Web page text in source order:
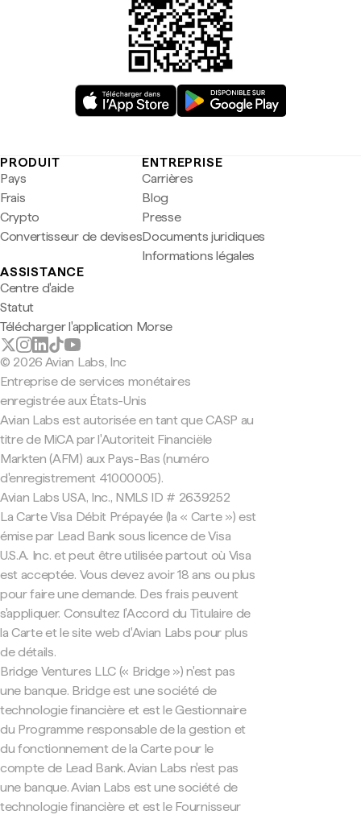
PRODUIT
Pays
Frais
Crypto
Convertisseur de devises
ENTREPRISE
Carrières
Blog
Presse
Documents juridiques
Informations légales
ASSISTANCE
Centre d'aide
Statut
Télécharger l'application Morse
© 2026 Avian Labs, Inc
Entreprise de services monétaires
enregistrée aux États-Unis
Avian Labs est autorisée en tant que CASP au
titre de MiCA par l'Autoriteit Financiële
Markten (AFM) aux Pays-Bas (numéro
d'enregistrement 41000005).
Avian Labs USA, Inc., NMLS ID # 2639252
La Carte Visa Débit Prépayée (la « Carte ») est
émise par Lead Bank sous licence de Visa
U.S.A. Inc. et peut être utilisée partout où Visa
est acceptée. Vous devez avoir 18 ans ou plus
pour faire une demande. Des frais peuvent
s'appliquer. Consultez l'Accord du Titulaire de
la Carte et le site web d'Avian Labs pour plus
de détails.
Bridge Ventures LLC (« Bridge ») n'est pas
une banque. Bridge est une société de
technologie financière et est le Gestionnaire
du Programme responsable de la gestion et
du fonctionnement de la Carte pour le
compte de Lead Bank. Avian Labs n'est pas
une banque. Avian Labs est une société de
technologie financière et est le Fournisseur